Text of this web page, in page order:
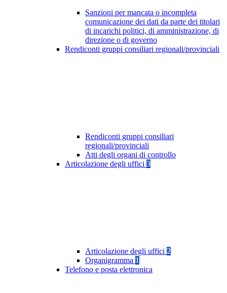
Sanzioni per mancata o incompleta
comunicazione dei dati da parte dei titolari
di incarichi politici, di amministrazione, di
direzione o di governo
Rendiconti gruppi consiliari regionali/provinciali
Rendiconti gruppi consiliari
regionali/provinciali
Atti degli organi di controllo
Articolazione degli uffici 3
Articolazione degli uffici 2
Organigramma 1
Telefono e posta elettronica